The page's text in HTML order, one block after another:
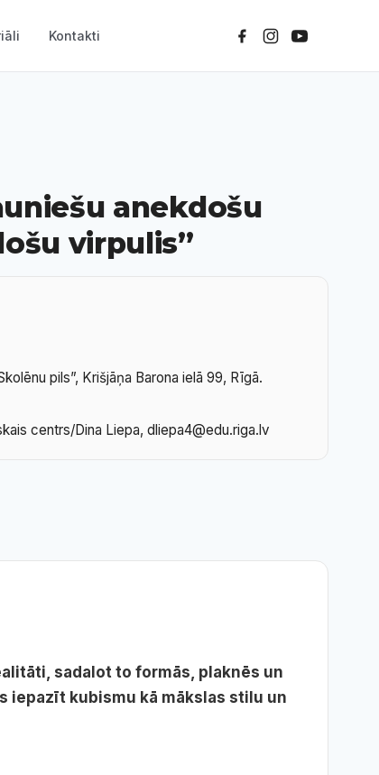
Kontakti
anekdošu
virpulis”
pils”, Krišjāņa Barona ielā 99, Rīgā.
centrs/Dina Liepa, dliepa4@edu.riga.lv
sadalot to formās, plaknēs un
iepazīt kubismu kā mākslas stilu un